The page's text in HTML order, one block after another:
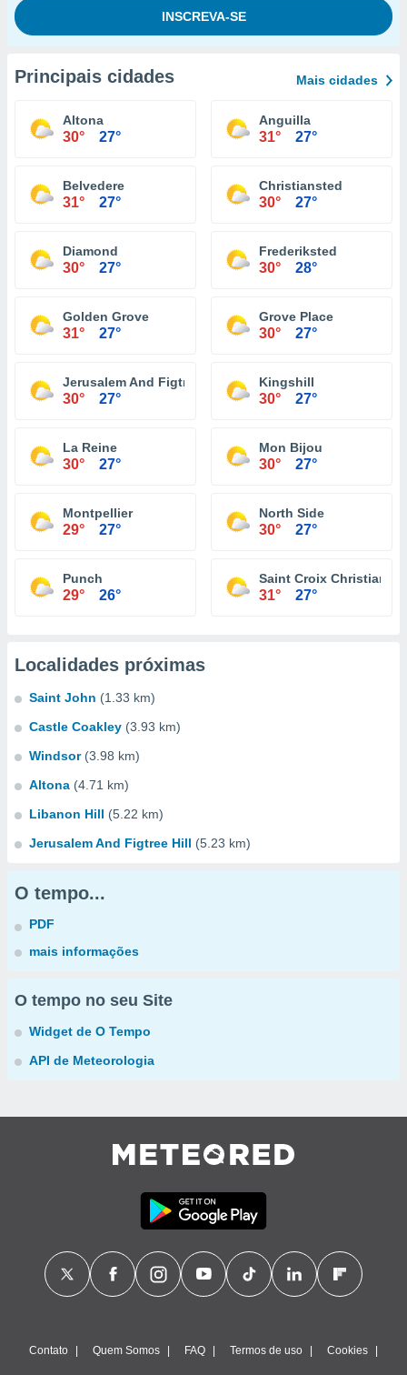
Principais cidades Mais cidades
Altona
30° 27°
Anguilla
31° 27°
Belvedere
31° 27°
Christiansted
30° 27°
Diamond
30° 27°
Frederiksted
30° 28°
Golden Grove
31° 27°
Grove Place
30° 27°
Jerusalem And Figtree Hill
30° 27°
Kingshill
30° 27°
La Reine
30° 27°
Mon Bijou
30° 27°
Montpellier
29° 27°
North Side
30° 27°
Punch
29° 26°
Saint Croix
31° 27°
Localidades próximas
Saint John (1.33 km)
Castle Coakley (3.93 km)
Windsor (3.98 km)
Altona (4.71 km)
Libanon Hill (5.22 km)
Jerusalem And Figtree Hill (5.23 km)
O tempo...
PDF
mais informações
O tempo no seu Site
Widget de O Tempo
API de Meteorologia
Contato Quem Somos FAQ Termos de uso Cookies